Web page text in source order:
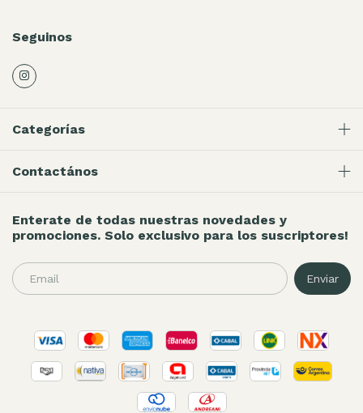
Seguinos
Categorías
Contactános
Enterate de todas nuestras novedades y
promociones. Solo exclusivo para los suscriptores!